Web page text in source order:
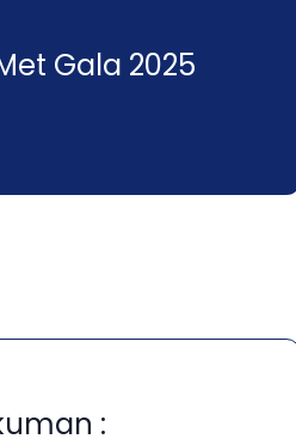
Gala 2025
: